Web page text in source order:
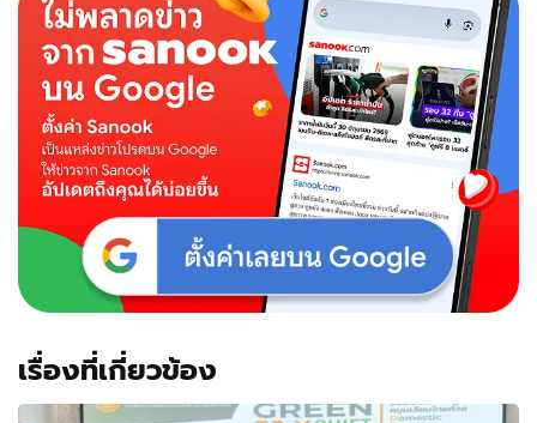
เรื่องที่เกี่ยวข้อง